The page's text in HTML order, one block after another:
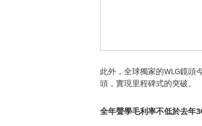
此外，全球獨家的WLG鏡頭
頭，實現里程碑式的突破。
全年聲學毛利率不低於去年